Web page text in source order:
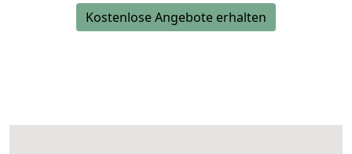
Kostenlose Angebote erhalten